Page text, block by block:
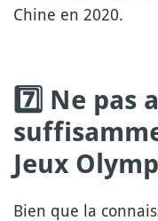
Chine en 2020.
7️⃣ Ne pas
Jeux
Bien que la